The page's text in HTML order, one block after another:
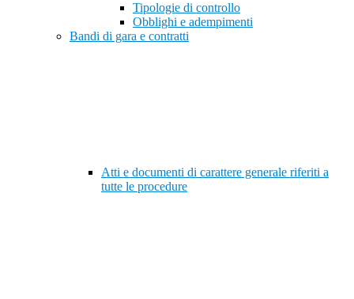
Tipologie di controllo
Obblighi e adempimenti
Bandi di gara e contratti
Atti e documenti di carattere generale riferiti a
tutte le procedure